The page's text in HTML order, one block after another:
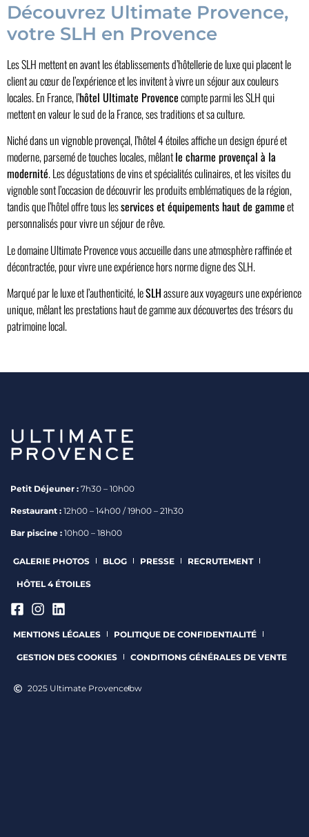
Découvrez Ultimate Provence,
votre SLH en Provence
Les SLH mettent en avant les établissements d’hôtellerie de luxe qui placent le
client au cœur de l’expérience et les invitent à vivre un séjour aux couleurs
locales. En France, l’hôtel Ultimate Provencecompte parmi les SLH qui
mettent en valeur le sud de la France, ses traditions et sa culture.
Niché dans un vignoble provençal, l’hôtel 4 étoiles affiche un design épuré et
moderne, parsemé de touches locales, mêlantle charme provençal à la
modernité. Les dégustations de vins et spécialités culinaires, et les visites du
vignoble sont l’occasion de découvrir les produits emblématiques de la région,
tandis que l’hôtel offre tous lesservices et équipements haut de gammeet
personnalisés pour vivre un séjour de rêve.
Le domaine Ultimate Provence vous accueille dans une atmosphère raffinée et
décontractée, pour vivre une expérience hors norme digne des SLH.
Marqué par le luxe et l’authenticité, leSLHassure aux voyageurs une expérience
unique, mêlant les prestations haut de gamme aux découvertes des trésors du
patrimoine local.
Petit Déjeuner : 7h30 – 10h00
Restaurant : 12h00 – 14h00 / 19h00 – 21h30
Bar piscine : 10h00 – 18h00
GALERIE PHOTOS BLOG PRESSE RECRUTEMENT
HÔTEL 4 ÉTOILES
MENTIONS LÉGALES POLITIQUE DE CONFIDENTIALITÉ
GESTION DES COOKIES CONDITIONS GÉNÉRALES DE VENTE
2025 Ultimate Provencebw